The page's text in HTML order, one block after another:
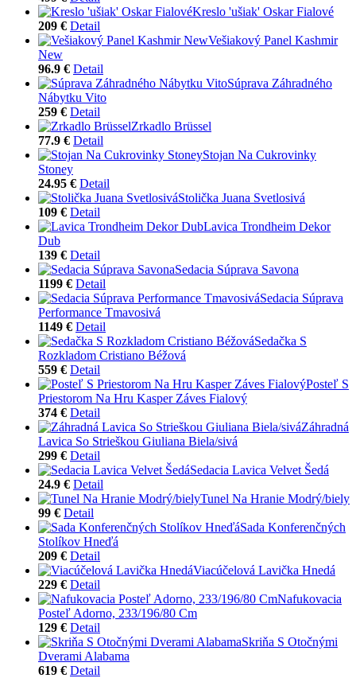
Kreslo 'ušiak' Oskar Fialové
209 € Detail
Vešiakový Panel Kashmir
New
96.9 € Detail
Súprava Záhradného
Nábytku Vito
259 € Detail
Zrkadlo Brüssel
77.9 € Detail
Stojan Na Cukrovinky
Stoney
24.95 € Detail
Stolička Juana Svetlosivá
109 € Detail
Lavica Trondheim Dekor
Dub
139 € Detail
Sedacia Súprava Savona
1199 € Detail
Sedacia Súprava
Performance Tmavosivá
1149 € Detail
Sedačka S
Rozkladom Cristiano Béžová
559 € Detail
Posteľ S
Priestorom Na Hru Kasper Záves Fialový
374 € Detail
Záhradná
Lavica So Strieškou Giuliana Biela/sivá
299 € Detail
Sedacia Lavica Velvet Šedá
24.9 € Detail
Tunel Na Hranie Modrý/biely
99 € Detail
Sada Konferenčných
Stolíkov Hneďá
209 € Detail
Viacúčelová Lavička Hnedá
229 € Detail
Nafukovacia
Posteľ Adorno, 233/196/80 Cm
129 € Detail
Skriňa S Otočnými
Dverami Alabama
619 € Detail